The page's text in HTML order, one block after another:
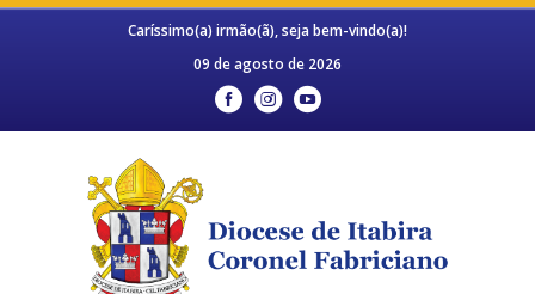
Caríssimo(a) irmão(ã), seja bem-vindo(a)!
09 de agosto de 2026